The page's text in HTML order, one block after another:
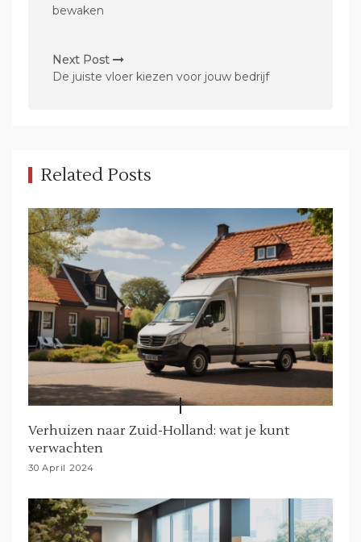
s
n
a
a
t
i
o
n
bewaken
Next Post
De juiste vloer kiezen voor jouw bedrijf
Related Posts
Verhuizen naar Zuid-Holland: wat je kunt
verwachten
30 April 2024